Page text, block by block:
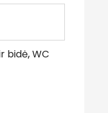
bidė,WC